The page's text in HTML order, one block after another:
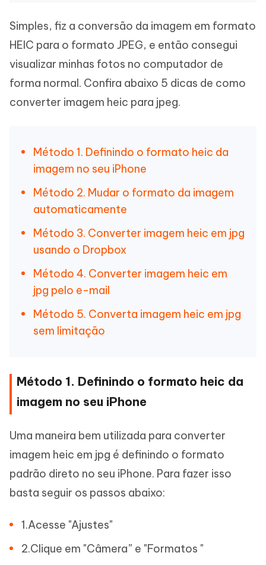
Simples, fiz a conversão da imagem em formato
HEIC para o formato JPEG, e então consegui
visualizar minhas fotos no computador de
forma normal. Confira abaixo 5 dicas de como
converter imagem heic para jpeg.
Método 1. Definindo o formato heic da
imagem no seu iPhone
Método 2. Mudar o formato da imagem
automaticamente
Método 3. Converter imagem heic em jpg
usando o Dropbox
Método 4. Converter imagem heic em
jpg pelo e-mail
Método 5. Converta imagem heic em jpg
sem limitação
Método 1. Definindo o formato heic da
imagem no seu iPhone
Uma maneira bem utilizada para converter
imagem heic em jpg é definindo o formato
padrão direto no seu iPhone. Para fazer isso
basta seguir os passos abaixo:
1.Acesse "Ajustes"
2.Clique em "Câmera” e "Formatos "